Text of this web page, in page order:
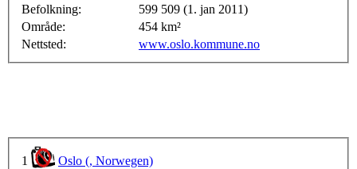
Befolkning:
599 509 (1. jan 2011)
Område:
454 km²
Nettsted:
www.oslo.kommune.no
1 Oslo (, Norwegen)